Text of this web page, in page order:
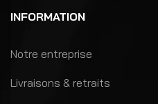
INFORMATION
Notre entreprise
Livraisons & retraits